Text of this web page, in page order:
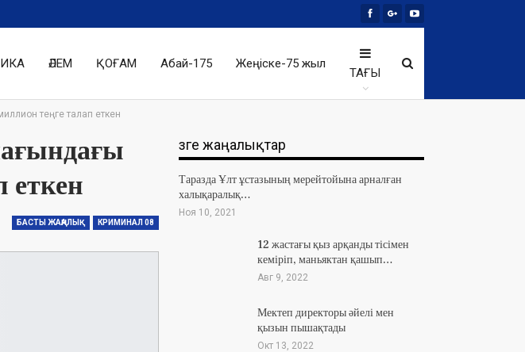
ӘЛЕМ ҚОҒАМ Абай-175 Жеңіске-75 жыл
ТАҒЫ
теңге талап еткен
еткен
БАСТЫ ЖАҢАЛЫҚ КРИМИНАЛ 08
Өзге жаңалықтар
Таразда Ұлт ұстазының мерейтойына арналған
халықаралық…
Ноя 10, 2021
12 жастағы қыз арқанды тісімен
кеміріп, маньяктан қашып…
Авг 9, 2022
Мектеп директоры әйелі мен
қызын пышақтады
Окт 13, 2022